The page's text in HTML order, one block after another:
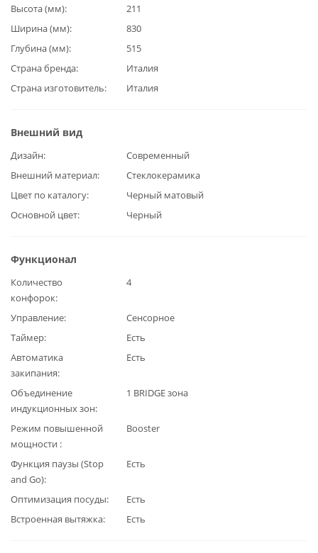
Высота (мм)
211
Ширина (мм)
830
Глубина (мм)
515
Страна бренда
Италия
Страна изготовитель
Италия
Внешний вид
Дизайн
Современный
Внешний материал
Стеклокерамика
Цвет по каталогу
Черный матовый
Основной цвет
Черный
Функционал
Количество
конфорок
4
Управление
Сенсорное
Таймер
Есть
Автоматика
закипания
Есть
Объединение
индукционных зон
1 BRIDGE зона
Режим повышенной
мощности
Booster
Функция паузы (Stop
and Go)
Есть
Оптимизация посуды
Есть
Встроенная вытяжка
Есть